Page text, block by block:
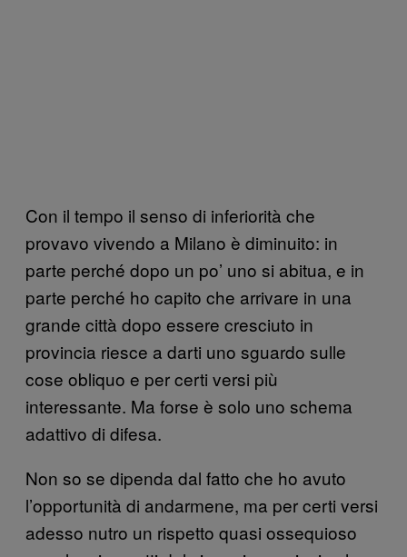
Con il tempo il senso di inferiorità che
provavo vivendo a Milano è diminuito: in
parte perché dopo un po’ uno si abitua, e in
parte perché ho capito che arrivare in una
grande città dopo essere cresciuto in
provincia riesce a darti uno sguardo sulle
cose obliquo e per certi versi più
interessante. Ma forse è solo uno schema
adattivo di difesa.
Non so se dipenda dal fatto che ho avuto
l’opportunità di andarmene, ma per certi versi
adesso nutro un rispetto quasi ossequioso